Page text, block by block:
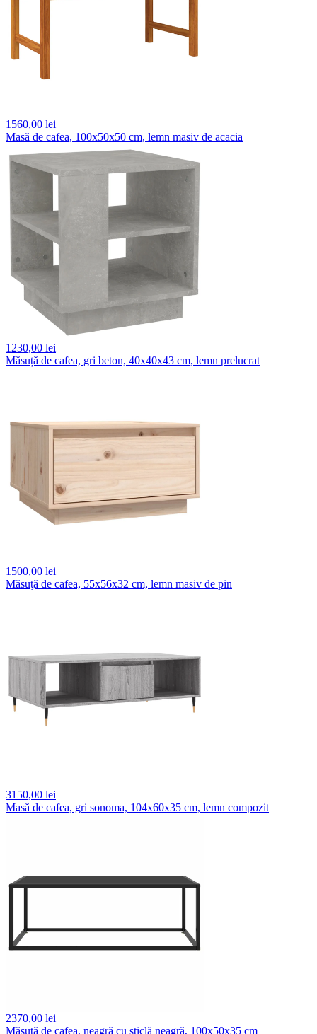
1560,00 lei
Masă de cafea, 100x50x50 cm, lemn masiv de acacia
1230,00 lei
Măsuță de cafea, gri beton, 40x40x43 cm, lemn prelucrat
1500,00 lei
Măsuţă de cafea, 55x56x32 cm, lemn masiv de pin
3150,00 lei
Masă de cafea, gri sonoma, 104x60x35 cm, lemn compozit
2370,00 lei
Măsuță de cafea, neagră cu sticlă neagră, 100x50x35 cm